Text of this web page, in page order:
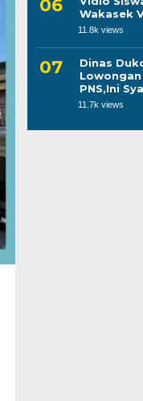
Wakasek
11.8k views
Dinas
PNS,Ini
11.7k views